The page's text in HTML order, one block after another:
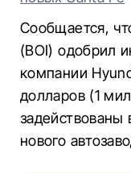
Сообщается,
(BOI) одобрил
компании
долларов (1
задействованы
нового